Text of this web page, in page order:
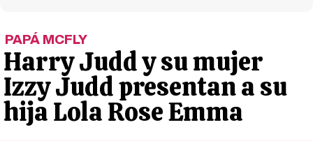
PAPÁ MCFLY
Harry Judd y su mujer
Izzy Judd presentan a su
hija Lola Rose Emma